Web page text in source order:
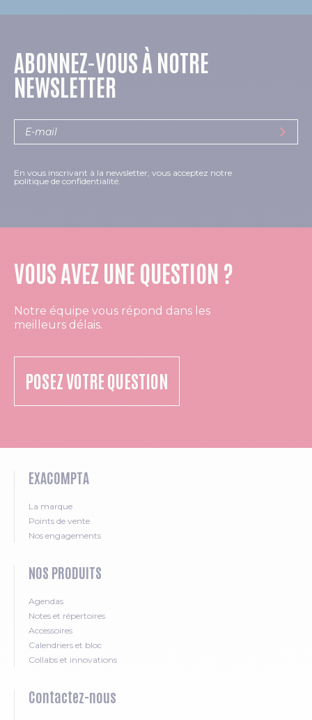
ABONNEZ-VOUS À NOTRE
NEWSLETTER
En vous inscrivant à la newsletter, vous acceptez notre
politique de confidentialité.
VOUS AVEZ UNE QUESTION ?
Notre équipe vous répond dans les
meilleurs délais.
POSEZ VOTRE QUESTION
EXACOMPTA
La marque
Points de vente
Nos engagements
NOS PRODUITS
Agendas
Notes et répertoires
Accessoires
Calendriers et bloc
Collabs et innovations
Contactez-nous